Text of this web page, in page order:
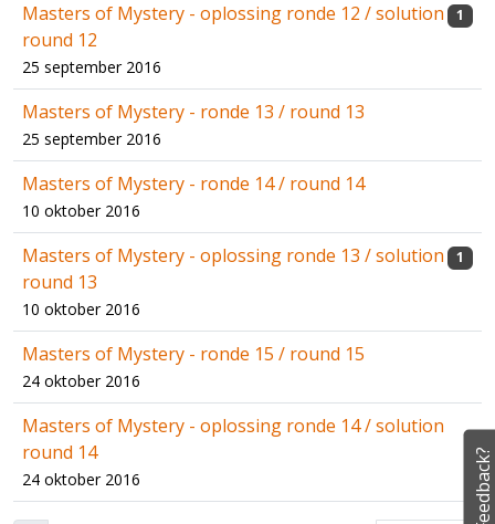
Masters of Mystery - oplossing ronde 12 / solution
round 12
25 september 2016
1
Masters of Mystery - ronde 13 / round 13
25 september 2016
Masters of Mystery - ronde 14 / round 14
10 oktober 2016
Masters of Mystery - oplossing ronde 13 / solution
round 13
10 oktober 2016
1
Masters of Mystery - ronde 15 / round 15
24 oktober 2016
Masters of Mystery - oplossing ronde 14 / solution
round 14
24 oktober 2016 Feedback?